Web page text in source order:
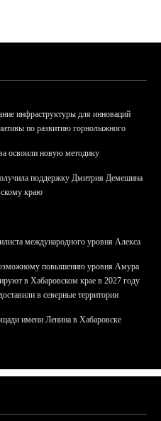
инфраструктуры для инноваций
по развитию горнолыжного
освоили новую методику
поддержку Дмитрия Демешина
краю
международного уровня Алекса
повышению уровня Амура
в Хабаровском крае в 2027 году
в северные территории
имени Ленина в Хабаровске